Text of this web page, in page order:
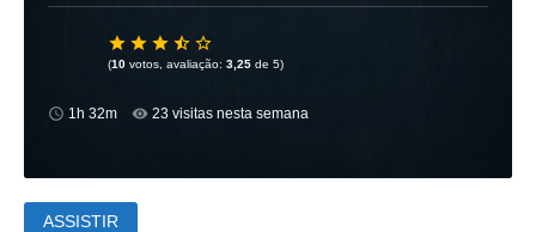
(10 votos, avaliação: 3,25 de 5)
1h 32m 23 visitas nesta semana
ASSISTIR